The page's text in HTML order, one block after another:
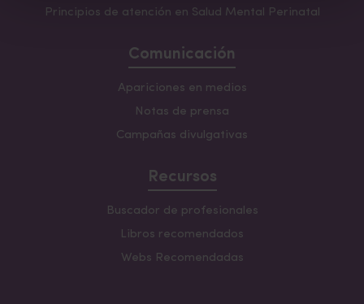
Principios de atención en Salud Mental Perinatal
Comunicación
Apariciones en medios
Notas de prensa
Campañas divulgativas
Recursos
Buscador de profesionales
Libros recomendados
Webs Recomendadas